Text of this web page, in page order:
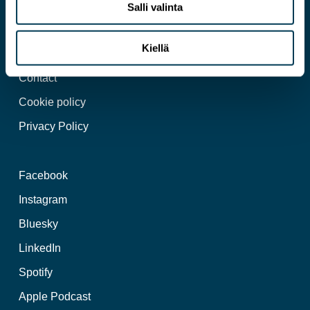
Salli valinta
Kiellä
An expert on a more pragmatic EU
Contact
Cookie policy
Privacy Policy
Facebook
Instagram
Bluesky
LinkedIn
Spotify
Apple Podcast